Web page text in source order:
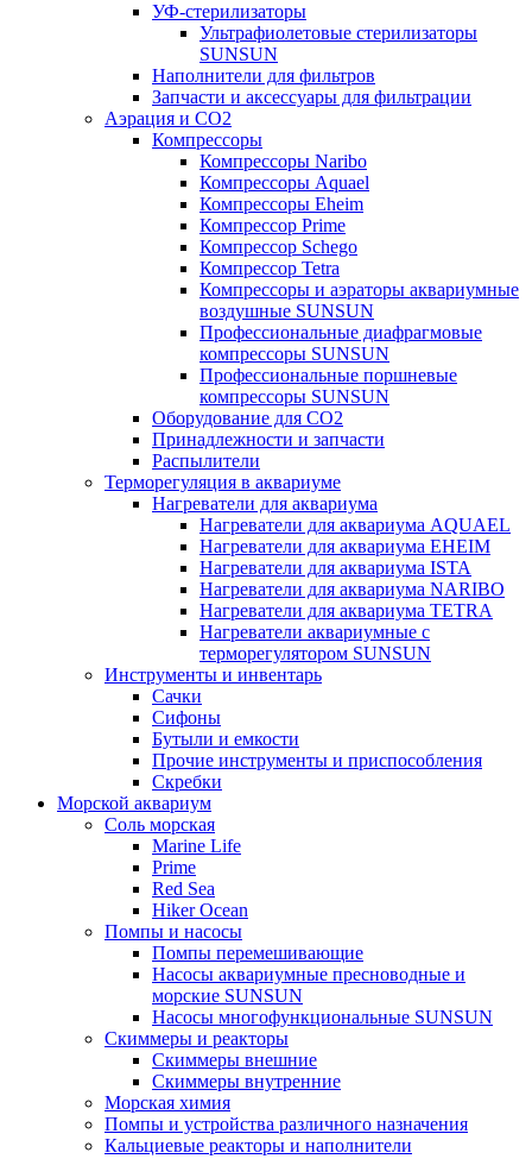
УФ-стерилизаторы
Ультрафиолетовые стерилизаторы
SUNSUN
Наполнители для фильтров
Запчасти и аксессуары для фильтрации
Аэрация и CO2
Компрессоры
Компрессоры Naribo
Компрессоры Aquael
Компрессоры Eheim
Компрессор Prime
Компрессор Schego
Компрессор Tetra
Компрессоры и аэраторы аквариумные
воздушные SUNSUN
Профессиональные диафрагмовые
компрессоры SUNSUN
Профессиональные поршневые
компрессоры SUNSUN
Оборудование для CO2
Принадлежности и запчасти
Распылители
Терморегуляция в аквариуме
Нагреватели для аквариума
Нагреватели для аквариума AQUAEL
Нагреватели для аквариума EHEIM
Нагреватели для аквариума ISTA
Нагреватели для аквариума NARIBO
Нагреватели для аквариума TETRA
Нагреватели аквариумные с
терморегулятором SUNSUN
Инструменты и инвентарь
Сачки
Сифоны
Бутыли и емкости
Прочие инструменты и приспособления
Скребки
Морской аквариум
Соль морская
Marine Life
Prime
Red Sea
Hiker Ocean
Помпы и насосы
Помпы перемешивающие
Насосы аквариумные пресноводные и
морские SUNSUN
Насосы многофункциональные SUNSUN
Скиммеры и реакторы
Скиммеры внешние
Скиммеры внутренние
Морская химия
Помпы и устройства различного назначения
Кальциевые реакторы и наполнители